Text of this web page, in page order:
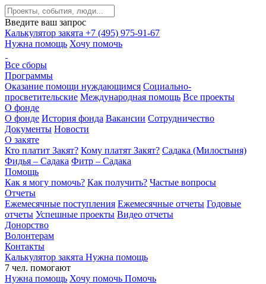
Введите ваш запрос
Калькулятор закята +7 (495) 975-91-67
Нужна помощь Хочу помочь
Все сборы
Программы
Оказание помощи нуждающимся Социально-
просветительские Международная помощь Все проекты
О фонде
О фонде История фонда Вакансии Сотрудничество
Документы Новости
О закяте
Кто платит Закят? Кому платят Закят? Садака (Милостыня)
Фидья – Садака Фитр – Садака
Помощь
Как я могу помочь? Как получить? Частые вопросы
Отчеты
Ежемесячные поступления Ежемесячные отчеты Годовые
отчеты Успешные проекты Видео отчеты
Донорство
Волонтерам
Контакты
Калькулятор закята Нужна помощь
7 чел. помогают
Нужна помощь Хочу помочь Помочь